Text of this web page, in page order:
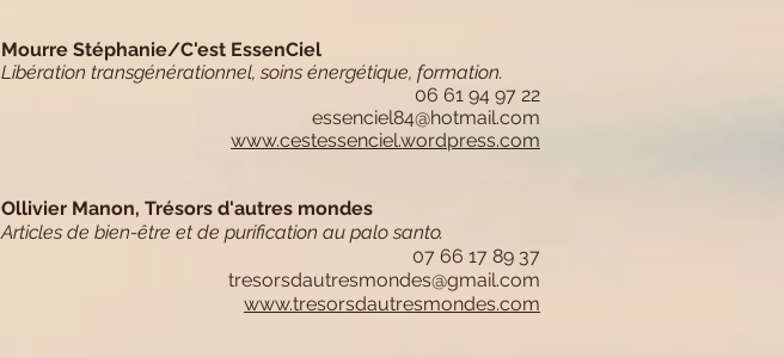
Mourre Stéphanie/C'est EssenCiel
Libération transgénérationnel, soins énergétique, formation.
06 61 94 97 22
essenciel84@hotmail.com
www.cestessenciel.wordpress.com
Ollivier Manon, Trésors d'autres mondes
Articles de bien-être et de purification au palo santo.
07 66 17 89 37
tresorsdautresmondes@gmail.com
www.tresorsdautresmondes.com